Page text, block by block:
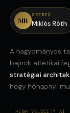
MR
SZERZŐ
Miklós Róth
A hagyományos
bajnok atlétikai
stratégiai
hogy hónapnyi
HIGH VELOCITY AI